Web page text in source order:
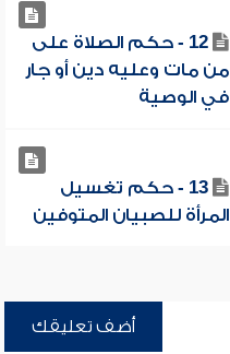
12 - حكم الصلاة على
من مات وعليه دين أو جار
في الوصية
13 - حكم تغسيل
المرأة للصبيان المتوفين
أضف تعليقك